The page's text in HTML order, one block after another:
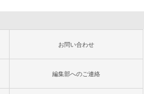
お問い合わせ
編集部へのご連絡